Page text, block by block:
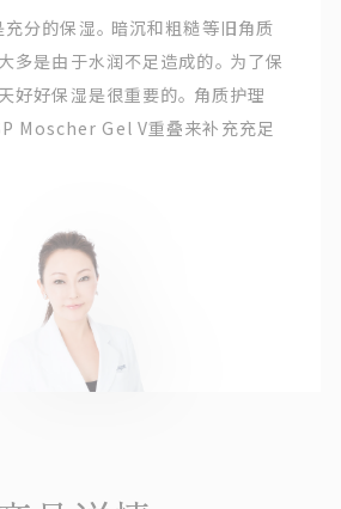
分的保湿。 暗沉和粗糙等旧角质
多是由于水润不足造成的。 为了保
好好保湿是很重要的。 角质护理
Moscher Gel V重叠来补充充足